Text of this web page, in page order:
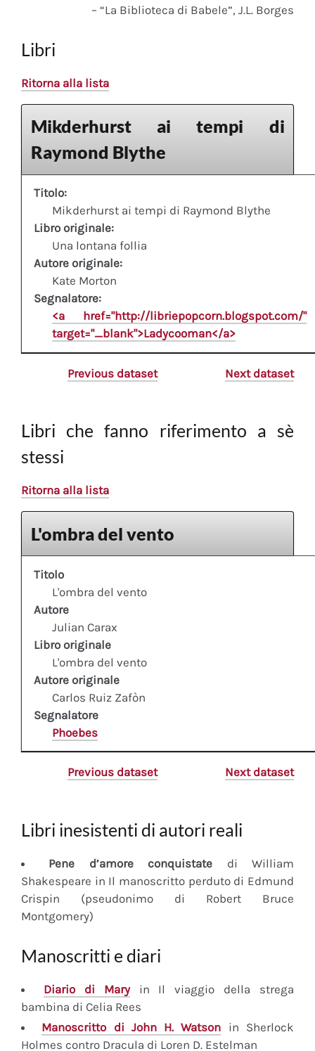
– “La Biblioteca di Babele”, J.L. Borges
Libri
Ritorna alla lista
Mikderhurst ai tempi di
Raymond Blythe
Titolo:
Mikderhurst ai tempi di Raymond Blythe
Libro originale:
Una lontana follia
Autore originale:
Kate Morton
Segnalatore:
<a href="http://libriepopcorn.blogspot.com/"
target="_blank">Ladycooman</a>
Previous dataset Next dataset
Libri che fanno riferimento a sè
stessi
Ritorna alla lista
L'ombra del vento
Titolo
L'ombra del vento
Autore
Julian Carax
Libro originale
L'ombra del vento
Autore originale
Carlos Ruiz Zafòn
Segnalatore
Phoebes
Previous dataset Next dataset
Libri inesistenti di autori reali
Pene d’amore conquistate di William
Shakespeare in Il manoscritto perduto di Edmund
Crispin (pseudonimo di Robert Bruce
Montgomery)
Manoscritti e diari
Diariodi Maryin Il viaggio della strega
bambina di Celia Rees
Manoscritto di John H. Watson in Sherlock
Holmes contro Dracula di Loren D. Estelman